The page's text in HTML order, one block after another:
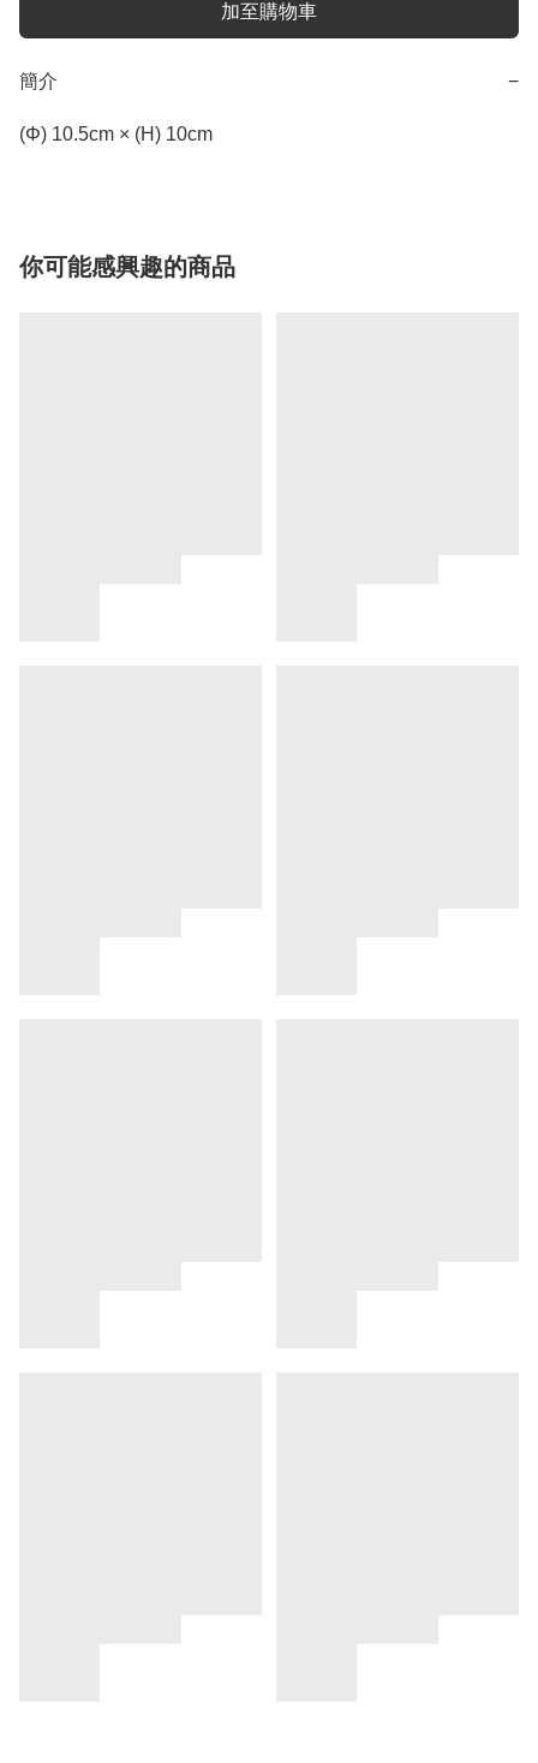
加至購物車
簡介 −
(Φ) 10.5cm × (H) 10cm
你可能感興趣的商品